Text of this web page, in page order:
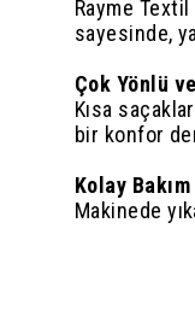
Rayme
sayesinde,
Çok Yönlü
Kısa
bir konfor
Kolay Bakım
Makinede